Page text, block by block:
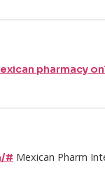
pharmacy
# Mexican Pharm